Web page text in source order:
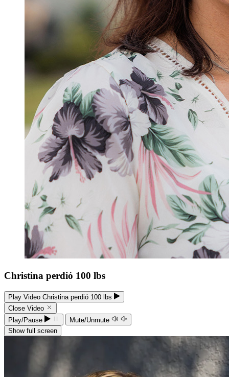
Christina perdió 100 lbs
Play Video Christina perdió 100 lbs
Close Video
Play/Pause
Mute/Unmute
Show full screen